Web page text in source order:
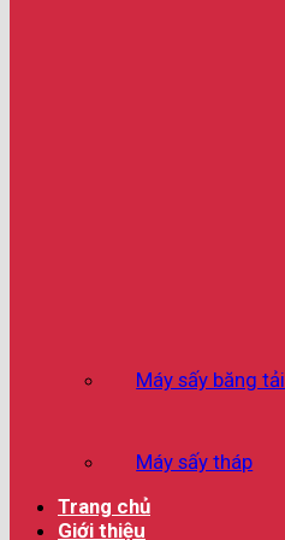
Máy sấy băng tải
Máy sấy tháp
Trang chủ
Giới thiệu